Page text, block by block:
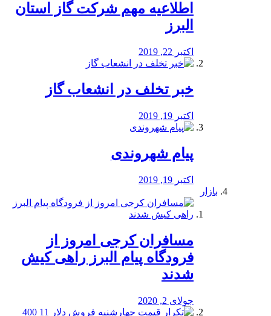
️اطلاعیه مهم شرکت گاز استان
البرز
اکتبر 22, 2019
خبر تخلف در انشعاب گاز
اکتبر 19, 2019
پیام شهروندی
اکتبر 19, 2019
بازار
مسافران کرجی امروز از
فرودگاه پیام البرز راهی کیش
شدند
جولای 2, 2020